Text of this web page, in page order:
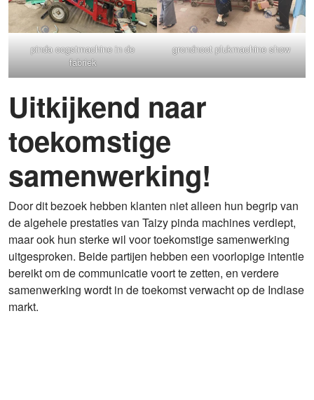
pinda oogstmachine in de
fabriek
grondnoot plukmachine show
Uitkijkend naar
toekomstige
samenwerking!
Door dit bezoek hebben klanten niet alleen hun begrip van
de algehele prestaties van Taizy pinda machines verdiept,
maar ook hun sterke wil voor toekomstige samenwerking
uitgesproken. Beide partijen hebben een voorlopige intentie
bereikt om de communicatie voort te zetten, en verdere
samenwerking wordt in de toekomst verwacht op de Indiase
markt.